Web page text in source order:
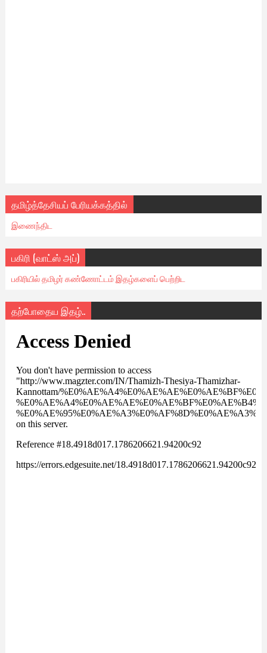
தமிழ்த்தேசியப் பேரியக்கத்தில்
இணைந்திட
பகிரி (வாட்ஸ் அப்)
பகிரியில் தமிழர் கண்ணோட்டம் இதழ்களைப் பெற்றிட
தற்போதைய இதழ்..